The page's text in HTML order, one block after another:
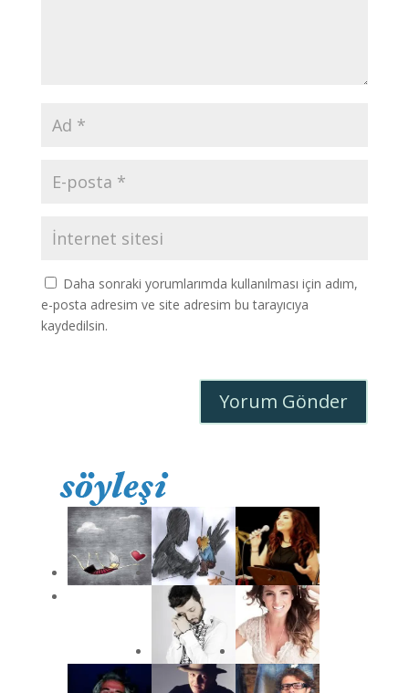
Daha sonraki yorumlarımda kullanılması için adım,
e-posta adresim ve site adresim bu tarayıcıya
kaydedilsin.